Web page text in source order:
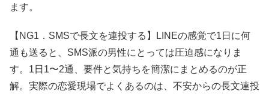
ます。
【NG1．SMSで長文を連投する】LINEの感覚で1日に何
通も送ると、SMS派の男性にとっては圧迫感になりま
す。1日1〜2通、要件と気持ちを簡潔にまとめるのが正
解。実際の恋愛現場でよくあるのは、不安からの長文連投